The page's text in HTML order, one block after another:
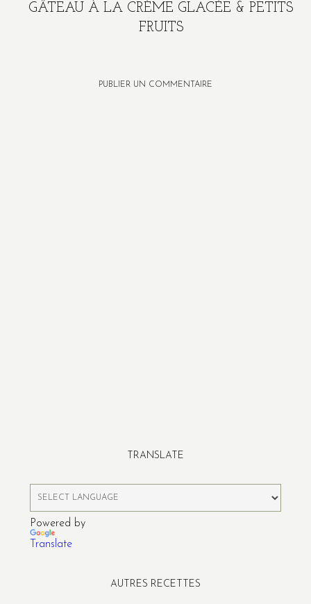
GÂTEAU À LA CRÈME GLACÉE & PETITS
FRUITS
PUBLIER UN COMMENTAIRE
TRANSLATE
Powered by
Translate
AUTRES RECETTES